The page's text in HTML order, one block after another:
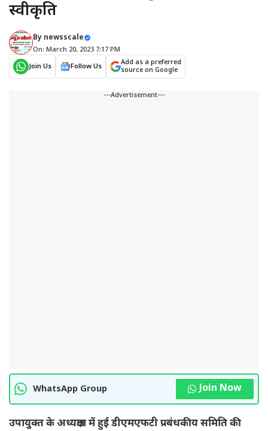
स्वीकृति
By newsscale
On: March 20, 2023 7:17 PM
Join Us
Follow Us
Add as a preferred
source on Google
---Advertisement---
WhatsApp Group Join Now
उपायुक्त के अध्यक्षता में हुई डीएमएफटी प्रबंधकीय समिति की